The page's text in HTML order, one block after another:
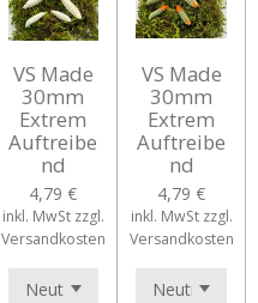
VS Made
30mm
Extrem
Auftreibe
nd
4,79 €
inkl. MwSt zzgl.
Versandkosten
VS Made
30mm
Extrem
Auftreibe
nd
4,79 €
inkl. MwSt zzgl.
Versandkosten